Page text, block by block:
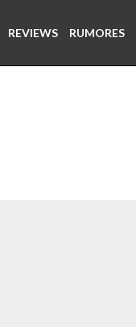
REVIEWS RUMORES